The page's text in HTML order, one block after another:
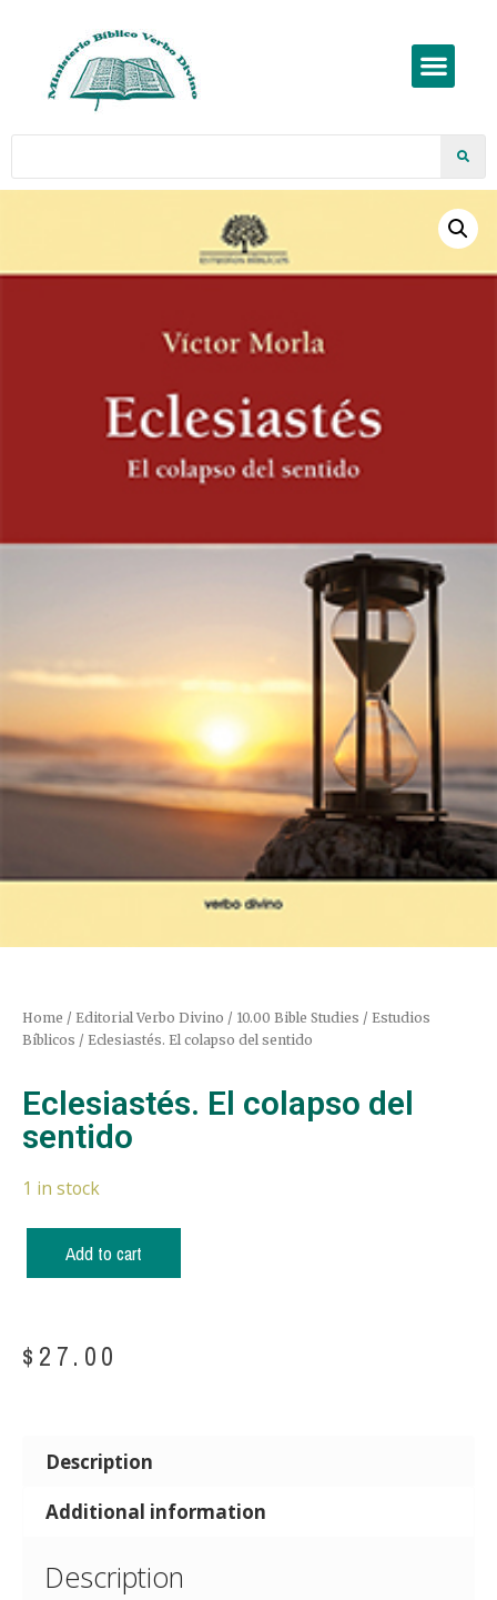
Home / Editorial Verbo Divino / 10.00 Bible Studies / Estudios
Bíblicos / Eclesiastés. El colapso del sentido
Eclesiastés. El colapso del
sentido
1 in stock
Add to cart
$ 27.00
Description
Additional information
Description